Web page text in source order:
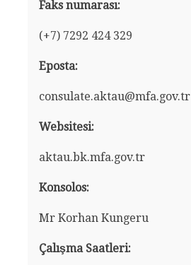
Faks numarası:
(+7) 7292 424 329
Eposta:
consulate.aktau@mfa.gov.tr
Websitesi:
aktau.bk.mfa.gov.tr
Konsolos:
Mr Korhan Kungeru
Çalışma Saatleri: